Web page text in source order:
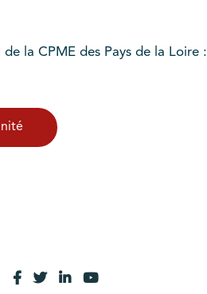
la CPME des Pays de la Loire :